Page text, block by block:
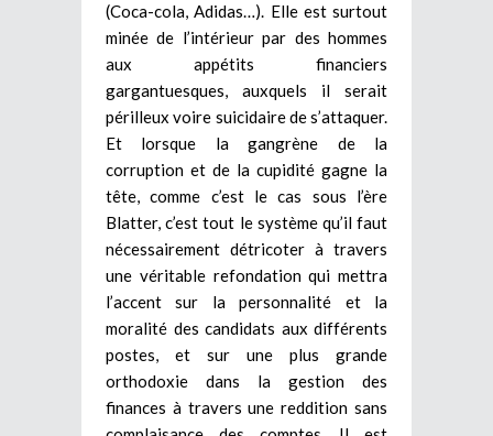
(Coca-cola, Adidas…). Elle est surtout
minée de l’intérieur par des hommes
aux appétits financiers
gargantuesques, auxquels il serait
périlleux voire suicidaire de s’attaquer.
Et lorsque la gangrène de la
corruption et de la cupidité gagne la
tête, comme c’est le cas sous l’ère
Blatter, c’est tout le système qu’il faut
nécessairement détricoter à travers
une véritable refondation qui mettra
l’accent sur la personnalité et la
moralité des candidats aux différents
postes, et sur une plus grande
orthodoxie dans la gestion des
finances à travers une reddition sans